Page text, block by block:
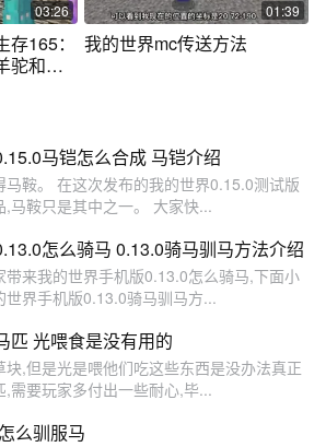
03:26
165：
驼和白
01:39
我的世界mc传送方法
马铠怎么合成 马铠介绍
鞍。 在这次发布的我的世界0.15.0测试版
马鞍只是其中之一。 大家快...
怎么骑马 0.13.0骑马驯马方法介绍
带来我的世界手机版0.13.0怎么骑马,下面小
界手机版0.13.0骑马驯马方...
匹 光喂食是没有用的
,但是光是喂他们吃这些东西是没办法真正
需要玩家多付出一些耐心,毕...
么驯服马